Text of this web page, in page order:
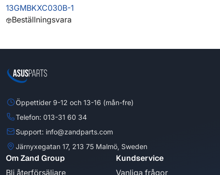
13GMBKXC030B-1
Beställningsvara
Öppettider 9-12 och 13-16 (mån-fre)
Telefon: 013-31 60 34
Support: info@zandparts.com
Järnyxegatan 17, 213 75 Malmö, Sweden
Om Zand Group
Bli återförsäljare
Kundservice
Vanliga frågor